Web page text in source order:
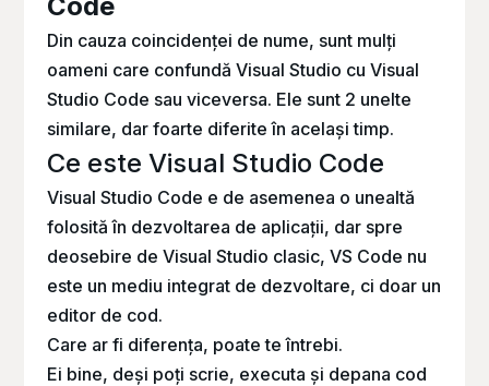
Din cauza coincidenței de nume, sunt mulți
oameni care confundă Visual Studio cu Visual
Studio Code sau viceversa. Ele sunt 2 unelte
similare, dar foarte diferite în același timp.
Ce este Visual Studio Code
Visual Studio Code e de asemenea o unealtă
folosită în dezvoltarea de aplicații, dar spre
deosebire de Visual Studio clasic, VS Code nu
este un mediu integrat de dezvoltare, ci doar un
editor de cod.
Care ar fi diferența, poate te întrebi.
Ei bine, deși poți scrie, executa și depana cod